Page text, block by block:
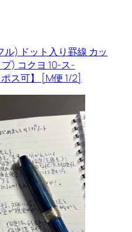
) ドット入り罫線 カッ
) コクヨ 10-ス-
ス可】 [M便 1/2]